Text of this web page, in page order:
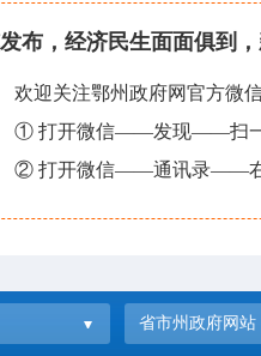
布，经济民生面面俱到
欢迎关注鄂州政府网官方微
① 打开微信——发现——扫一
② 打开微信——通讯录——右
省市州政府网站